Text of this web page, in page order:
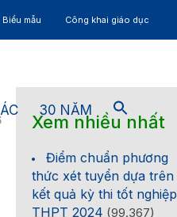
mẫu Công khai giáo dục
30 NĂM
Xem nhiều nhất
Điểm chuẩn phương
thức xét tuyển dựa trên
kết quả kỳ thi tốt nghiệp
THPT 2024 (99.367)